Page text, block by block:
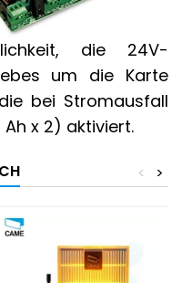
die 24V-
um die Karte
bei Stromausfall
Ah x 2) aktiviert.
>
<